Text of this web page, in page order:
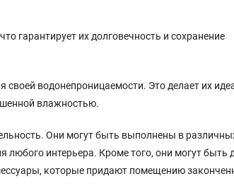
гарантирует их долговечность и сохранение
своей водонепроницаемости. Это делает их
влажностью.
Они могут быть выполнены в
любого интерьера. Кроме того, они могут быть
которые придают помещению